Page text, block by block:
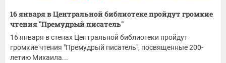
16 января в Центральной библиотеке пройдут громкие
чтения "Премудрый писатель"
16 января в стенах Центральной библиотеки пройдут
громкие чтения "Премудрый писатель", посвященные 200-
летию Михаила...